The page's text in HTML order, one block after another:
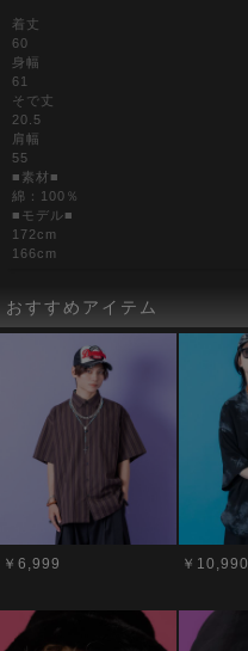
着丈
60
身幅
61
そで丈
20.5
肩幅
55
■素材■
綿：100％
■モデル■
172cm
166cm
おすすめアイテム
￥6,999 ￥10,990